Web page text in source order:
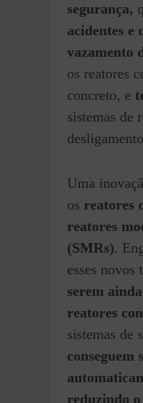
segurança,
acidentes e
vazamento
os reatores
concreto, e
sistemas de
Uma
os reatores
reatores
(SMRs).
esses novos
serem
reatores
sistemas de
conseguem
reduzindo